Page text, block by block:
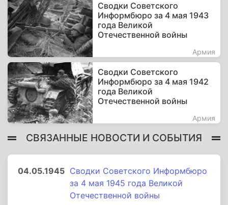
Сводки Советского
Информбюро за 4 мая 1943
года Великой
Отечественной войны
Армия
Сводки Советского
Информбюро за 4 мая 1942
года Великой
Отечественной войны
Армия
СВЯЗАННЫЕ НОВОСТИ И СОБЫТИЯ
04.05.1945 Сводки Советского Информбюро
за 4 мая 1945 года Великой
Отечественной войны